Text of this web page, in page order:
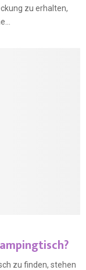
zu erhalten,
zu finden, stehen